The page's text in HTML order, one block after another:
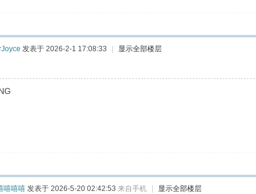
发表于 2026-2-1 17:08:33 显示全部楼层
嘻嘻嘻 发表于 2026-5-20 02:42:53 来自手机 显示全部楼层